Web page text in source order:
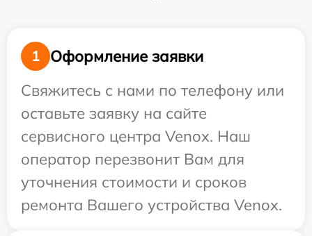
1
Оформление заявки
Свяжитесь с нами по телефону или
оставьте заявку на сайте
сервисного центра Venox. Наш
оператор перезвонит Вам для
уточнения стоимости и сроков
ремонта Вашего устройства Venox.